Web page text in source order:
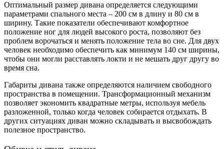
Оптимальный размер дивана определяется следующими
параметрами спального места – 200 см в длину и 80 см в
ширину. Такие показатели обеспечивают комфортное
положение ног для людей высокого роста, позволяют без
проблем ворочаться и менять положение тела во сне. Для двух
человек необходимо обеспечить как минимум 140 см ширины,
чтобы они могли расставлять локти и не мешать друг другу во
время сна.
Габариты дивана также определяются наличием свободного
пространства в помещении. Трансформационный механизм
позволяет экономить квадратные метры, используя мебель
разложенной, только когда человек собирается отдыхать. В
других ситуациях диван можно складывать и высвобождать
полезное пространство.